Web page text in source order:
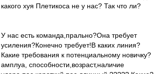
какого хуя Плетикоса не у нас? Так что ли?
У нас есть команда,прально?Она требует
усиления?Конечно требует!В каких линия?
Какие требования к потенциальному новичку?
амплуа, способности,возраст,наличие